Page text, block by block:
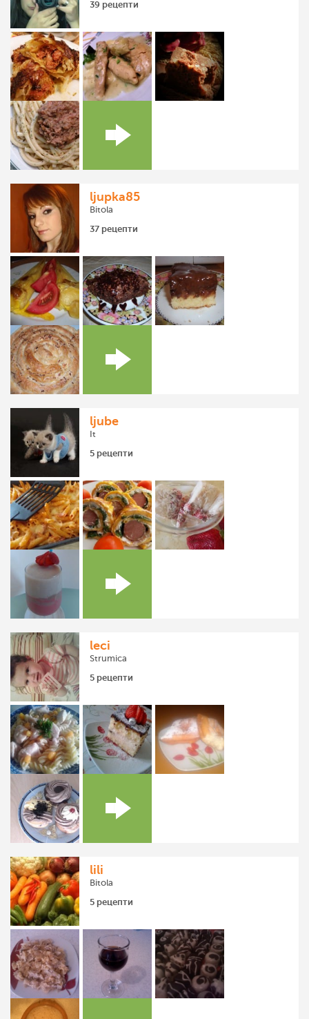
39 рецепти
ljupka85
Bitola
37 рецепти
ljube
It
5 рецепти
leci
Strumica
5 рецепти
lili
Bitola
5 рецепти